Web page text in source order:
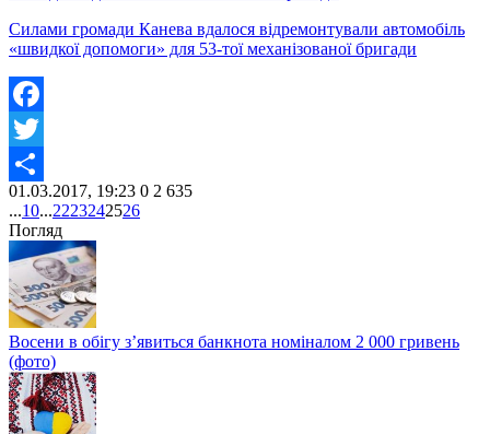
Силами громади Канева вдалося відремонтували автомобіль
«швидкої допомоги» для 53-тої механізованої бригади
Facebook
Twitter
Share
01.03.2017, 19:23 0 2 635
...10...2223242526
Погляд
Восени в обігу з’явиться банкнота номіналом 2 000 гривень
(фото)